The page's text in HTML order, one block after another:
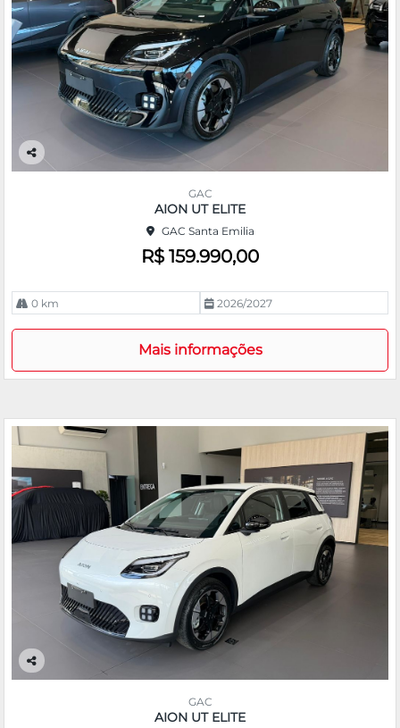
Co
GAC
AION UT ELITE
GAC Santa Emilia
R$ 159.990,00
0 km 2026/2027
Mais informações
Co
GAC
AION UT ELITE